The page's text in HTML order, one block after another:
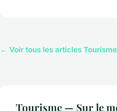
← Voir tous les articles Tourisme
Tourisme — Sur le